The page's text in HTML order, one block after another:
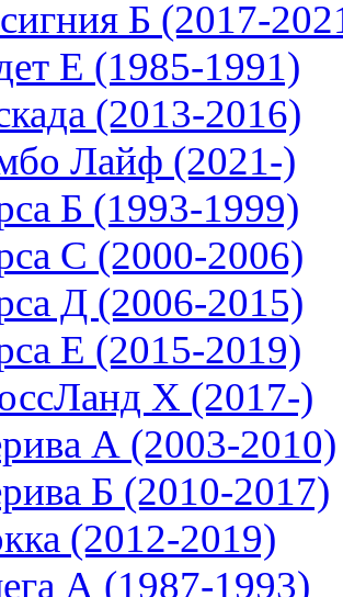
Б (2017-
Е (1985-1991)
(2013-2016)
Лайф (2021-)
Б (1993-1999)
С (2000-2006)
Д (2006-2015)
E (2015-2019)
X (2017-)
А (2003-2010)
Б (2010-2017)
(2012-2019)
А (1987-1993)